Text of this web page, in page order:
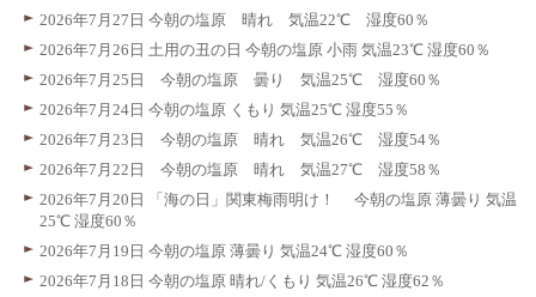
2026年7月27日 今朝の塩原 晴れ 気温22℃ 湿度60％
2026年7月26日 土用の丑の日 今朝の塩原 小雨 気温23℃ 湿度60％
2026年7月25日 今朝の塩原 曇り 気温25℃ 湿度60％
2026年7月24日 今朝の塩原 くもり 気温25℃ 湿度55％
2026年7月23日 今朝の塩原 晴れ 気温26℃ 湿度54％
2026年7月22日 今朝の塩原 晴れ 気温27℃ 湿度58％
2026年7月20日 「海の日」関東梅雨明け！ 今朝の塩原 薄曇り 気温
25℃ 湿度60％
2026年7月19日 今朝の塩原 薄曇り 気温24℃ 湿度60％
2026年7月18日 今朝の塩原 晴れ/くもり 気温26℃ 湿度62％